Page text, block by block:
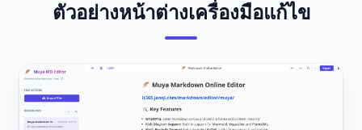
ตัวอย่างหน้าต่างเครื่องมือแก้ไข